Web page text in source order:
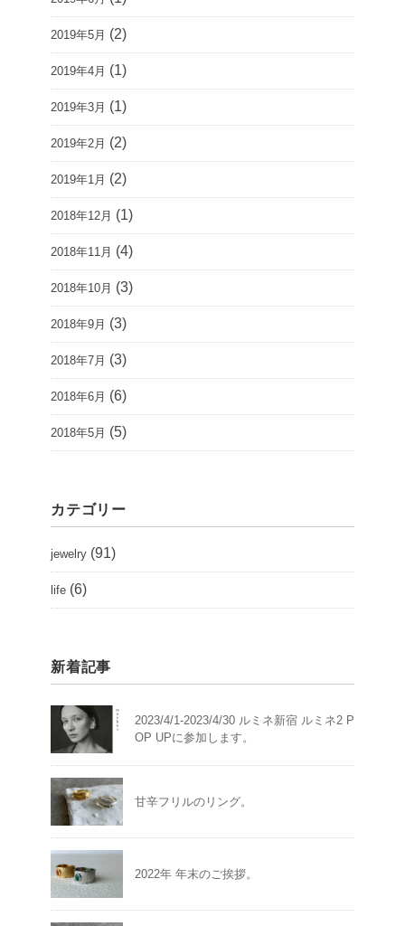
2019年5月 (2)
2019年4月 (1)
2019年3月 (1)
2019年2月 (2)
2019年1月 (2)
2018年12月 (1)
2018年11月 (4)
2018年10月 (3)
2018年9月 (3)
2018年7月 (3)
2018年6月 (6)
2018年5月 (5)
カテゴリー
jewelry (91)
life (6)
新着記事
2023/4/1-2023/4/30 ルミネ新宿 ルミネ2 P
OP UPに参加します。
甘辛フリルのリング。
2022年 年末のご挨拶。